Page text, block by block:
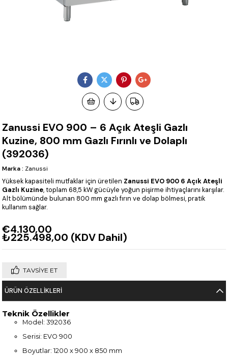
Zanussi EVO 900 – 6 Açık Ateşli Gazlı
Kuzine, 800 mm Gazlı Fırınlı ve Dolaplı
(392036)
Marka : Zanussi
Yüksek kapasiteli mutfaklar için üretilen Zanussi EVO 900 6 Açık Ateşli
Gazlı Kuzine, toplam 68,5 kW gücüyle yoğun pişirme ihtiyaçlarını karşılar.
Alt bölümünde bulunan 800 mm gazlı fırın ve dolap bölmesi, pratik
kullanım sağlar.
€4.130,00
₺225.498,00 (KDV Dahil)
TAVSIYE ET
ÜRÜN ÖZELLIKLERI
Teknik Özellikler
Model: 392036
Serisi: EVO 900
Boyutlar: 1200 x 900 x 850 mm